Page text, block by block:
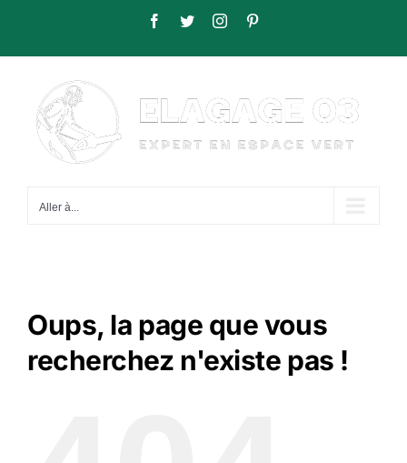
Facebook
TwitterInstagram
Aller à...
Oups, la page que vous
recherchez n'existe pas !